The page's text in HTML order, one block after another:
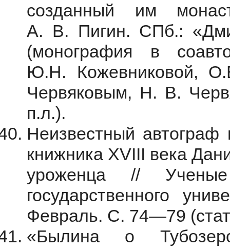
созданный им
А. В. Пигин. СПб.:
(монография в
Ю.Н. Кожевниковой,
Червяковым, Н. В.
п.л.).
Неизвестный автограф
книжника XVIII века
уроженца // Ученые
государственного
Февраль. С. 74—79
«Былина о